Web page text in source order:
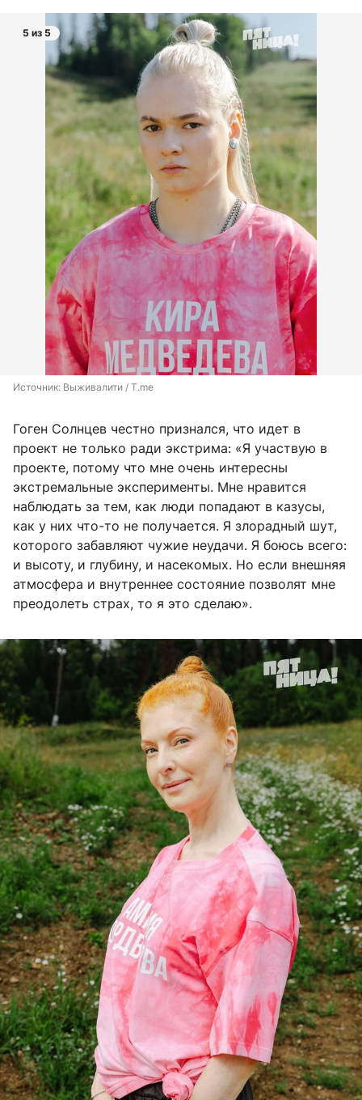
5 из 5
Источник: Выживалити / T.me
Гоген Солнцев честно признался, что идет в
проект не только ради экстрима: «Я участвую в
проекте, потому что мне очень интересны
экстремальные эксперименты. Мне нравится
наблюдать за тем, как люди попадают в казусы,
как у них что-то не получается. Я злорадный шут,
которого забавляют чужие неудачи. Я боюсь всего:
и высоту, и глубину, и насекомых. Но если внешняя
атмосфера и внутреннее состояние позволят мне
преодолеть страх, то я это сделаю».